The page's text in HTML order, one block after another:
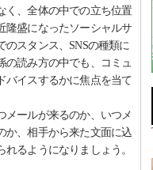
く、全体の中での立ち位置
隆盛になったソーシャルサ
スタンス、SNSの種類に
の読み方の中でも、コミュ
バイスするかに焦点を当て
メールが来るのか、いつメ
か、相手から来た文面に込
るようになりましょう。